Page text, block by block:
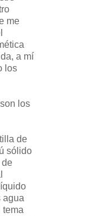
me
a mí
los
los
de
sólido
de
agua
tema